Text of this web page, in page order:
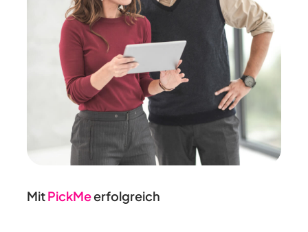
MitPickMeerfolgreich